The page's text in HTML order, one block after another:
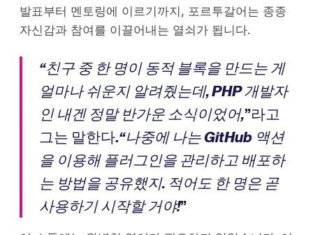
발표부터 멘토링에 이르기까지, 포르투갈어는 종종
자신감과 참여를 이끌어내는 열쇠가 됩니다.
“친구 중 한 명이 동적 블록을 만드는 게
얼마나 쉬운지 알려줬는데, PHP 개발자
인 내겐 정말 반가운 소식이었어,”라고
그는 말한다.“나중에 나는 GitHub 액션
을 이용해 플러그인을 관리하고 배포하
는 방법을 공유했지. 적어도 한 명은 곧
사용하기 시작할 거야!”